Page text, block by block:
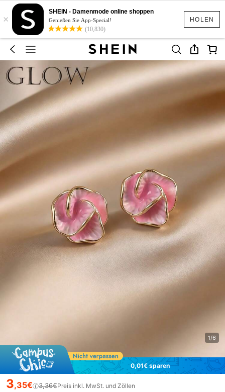
HOLEN
×
SHEIN - Damenmode online shoppen
Genießen Sie App-Special!
(10,830)
1/6
0,01€ sparen
3,35€ 3,36€Preis inkl. MwSt. und Zöllen